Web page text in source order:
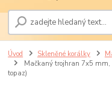
Úvod Skleněné korálky
Mačkaný trojhran 7x5 mm,
topaz)